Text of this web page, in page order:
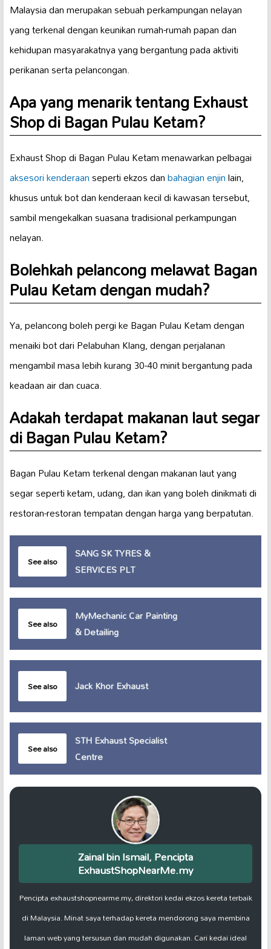
Malaysia dan merupakan sebuah perkampungan nelayan
yang terkenal dengan keunikan rumah-rumah papan dan
kehidupan masyarakatnya yang bergantung pada aktiviti
perikanan serta pelancongan.
Apa yang menarik tentang Exhaust
Shop di Bagan Pulau Ketam?
Exhaust Shop di Bagan Pulau Ketam menawarkan pelbagai
aksesori kenderaanseperti ekzos danbahagian enjinlain,
khusus untuk bot dan kenderaan kecil di kawasan tersebut,
sambil mengekalkan suasana tradisional perkampungan
nelayan.
Bolehkah pelancong melawat Bagan
Pulau Ketam dengan mudah?
Ya, pelancong boleh pergi ke Bagan Pulau Ketam dengan
menaiki bot dari Pelabuhan Klang, dengan perjalanan
mengambil masa lebih kurang 30-40 minit bergantung pada
keadaan air dan cuaca.
Adakah terdapat makanan laut segar
di Bagan Pulau Ketam?
Bagan Pulau Ketam terkenal dengan makanan laut yang
segar seperti ketam, udang, dan ikan yang boleh dinikmati di
restoran-restoran tempatan dengan harga yang berpatutan.
See also
SANG SK TYRES &
SERVICES PLT
See also
MyMechanic Car Painting
& Detailing
See also Jack Khor Exhaust
See also
STH Exhaust Specialist
Centre
Zainal bin Ismail, Pencipta
ExhaustShopNearMe.my
Pencipta exhaustshopnearme.my, direktori kedai ekzos kereta terbaik
di Malaysia. Minat saya terhadap kereta mendorong saya membina
laman web yang tersusun dan mudah digunakan. Cari kedai ideal